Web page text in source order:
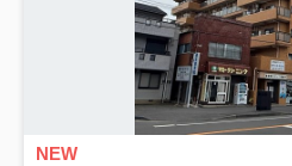
NEW